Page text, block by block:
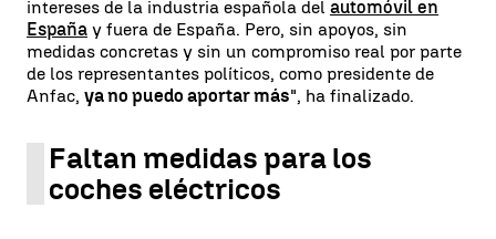
intereses de la industria española del automóvil en
España y fuera de España. Pero, sin apoyos, sin
medidas concretas y sin un compromiso real por parte
de los representantes políticos, como presidente de
Anfac, ya no puedo aportar más", ha finalizado.
Faltan medidas para los
coches eléctricos